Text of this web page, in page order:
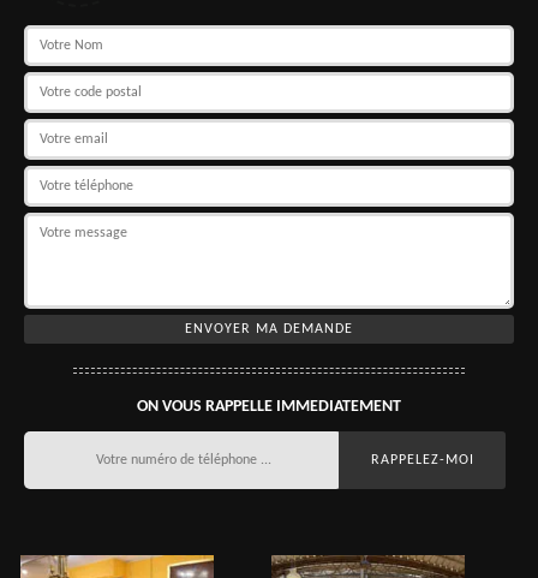
ON VOUS RAPPELLE IMMEDIATEMENT